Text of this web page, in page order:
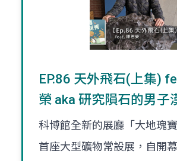
EP.86 天外飛石(上集)
榮 aka 研究隕石的男子
科博館全新的展廳「大地瑰
首座大型礦物常設展，自開